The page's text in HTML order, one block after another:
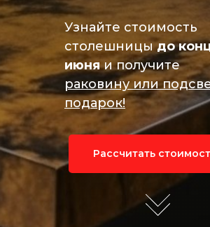
Узнайте стоимость
столешницыдо
июняи получите
раковину или
подарок!
Рассчитать